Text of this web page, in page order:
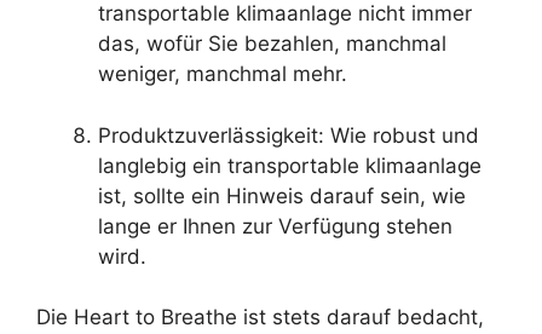
transportable klimaanlage nicht immer
das, wofür Sie bezahlen, manchmal
weniger, manchmal mehr.
Produktzuverlässigkeit: Wie robust und
langlebig ein transportable klimaanlage
ist, sollte ein Hinweis darauf sein, wie
lange er Ihnen zur Verfügung stehen
wird.
Die Heart to Breathe ist stets darauf bedacht,